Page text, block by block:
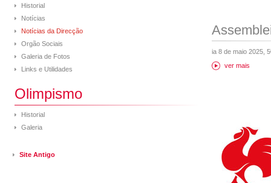
Historial
Notícias
Notícias da Direcção
Orgão Sociais
Galeria de Fotos
Links e Utilidades
Olimpismo
Historial
Galeria
Site Antigo
ia 8 de maio 2025,
ver mais